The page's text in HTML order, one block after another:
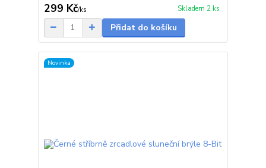
299 Kč/ks Skladem 2 ks
Přidat do košíku
Novinka